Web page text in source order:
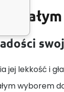
jej lekkość i
wyborem